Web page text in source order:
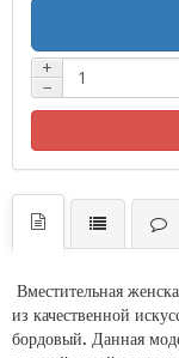
+
−
Вместительная
из качественной
бордовый. Данная